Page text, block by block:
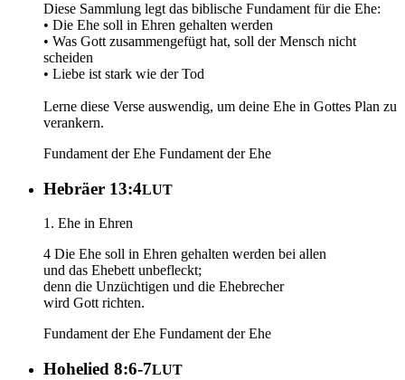
Diese Sammlung legt das biblische Fundament für die Ehe:
• Die Ehe soll in Ehren gehalten werden
• Was Gott zusammengefügt hat, soll der Mensch nicht
scheiden
• Liebe ist stark wie der Tod
Lerne diese Verse auswendig, um deine Ehe in Gottes Plan zu
verankern.
Fundament der Ehe Fundament der Ehe
Hebräer 13:4LUT
1. Ehe in Ehren
4 Die Ehe soll in Ehren gehalten werden bei allen
und das Ehebett unbefleckt;
denn die Unzüchtigen und die Ehebrecher
wird Gott richten.
Fundament der Ehe Fundament der Ehe
Hohelied 8:6-7LUT